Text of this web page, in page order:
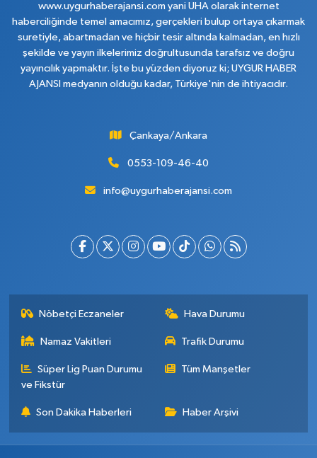
www.uygurhaberajansi.com yani UHA olarak internet
haberciliğinde temel amacımız, gerçekleri bulup ortaya çıkarmak
suretiyle, abartmadan ve hiçbir tesir altında kalmadan, en hızlı
şekilde ve yayın ilkelerimiz doğrultusunda tarafsız ve doğru
yayıncılık yapmaktır. İşte bu yüzden diyoruz ki; UYGUR HABER
AJANSI medyanın olduğu kadar, Türkiye'nin de ihtiyacıdır.
Çankaya/Ankara
0553-109-46-40
info@uygurhaberajansi.com
Nöbetçi Eczaneler Hava Durumu
Namaz Vakitleri Trafik Durumu
Süper Lig Puan Durumu
ve Fikstür
Tüm Manşetler
Son Dakika Haberleri Haber Arşivi